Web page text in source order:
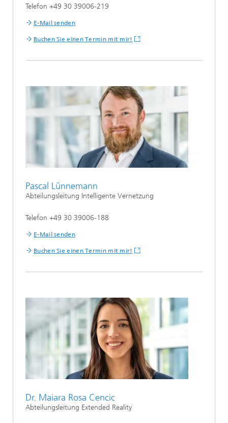
Telefon +49 30 39006-219
E-Mail senden
Buchen Sie einen Termin mit mir!
Pascal Lünnemann
Abteilungsleitung Intelligente Vernetzung
Telefon +49 30 39006-188
E-Mail senden
Buchen Sie einen Termin mit mir!
Dr. Maiara Rosa Cencic
Abteilungsleitung Extended Reality